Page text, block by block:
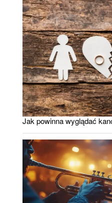
Jak powinna wyglądać